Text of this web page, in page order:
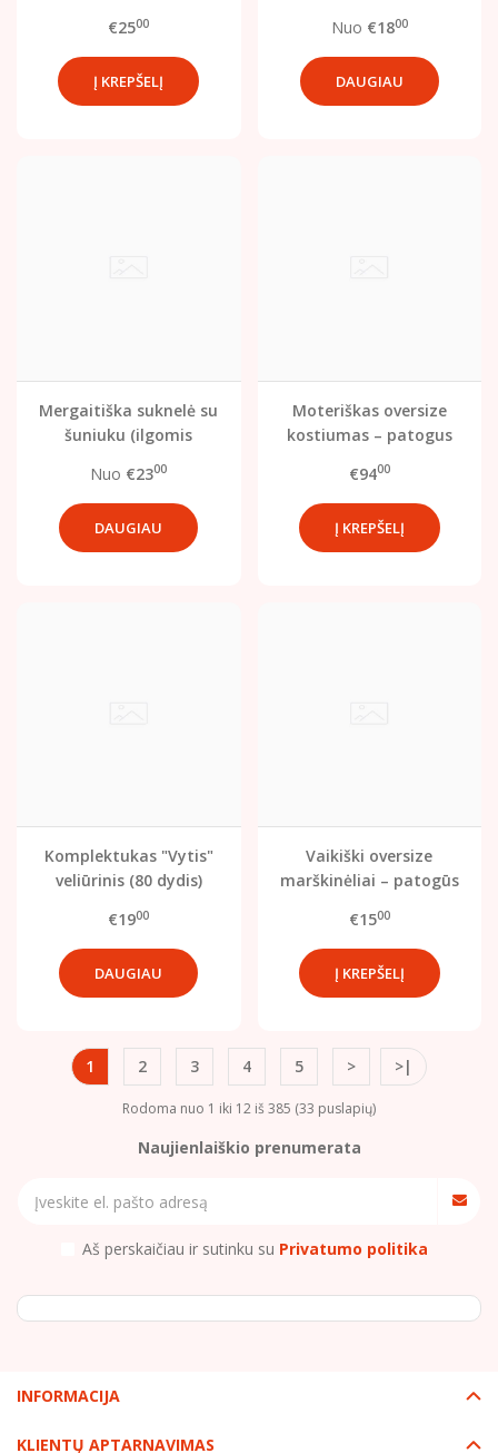
€2500
marškinėliai ir šortai
Nuo €1800
DAUGIAU
Mergaitiška suknelė su
šuniuku (ilgomis
Nuo €2300
DAUGIAU
Moteriškas oversize
kostiumas – patogus
su plačiomis kelnėmis
€9400
Komplektukas "Vytis"
veliūrinis (80 dydis)
€1900
DAUGIAU
Vaikiški oversize
marškinėliai – patogūs
€1500
1 2 3 4 5 > >|
Rodoma nuo 1 iki 12 iš 385 (33 puslapių)
Naujienlaiškio prenumerata
Aš perskaičiau ir sutinku su Privatumo politika
INFORMACIJA
KLIENTŲ APTARNAVIMAS